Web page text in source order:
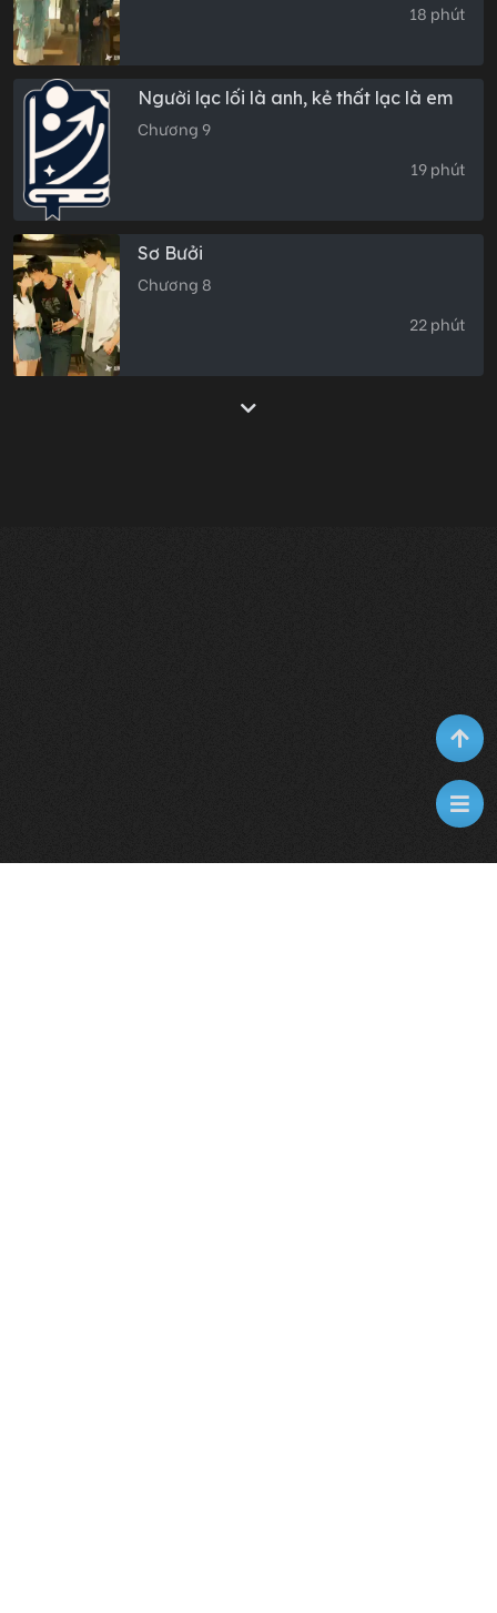
18 phút
Người lạc lối là anh, kẻ thất lạc là em
Chương 9
19 phút
Sơ Bưởi
Chương 8
22 phút